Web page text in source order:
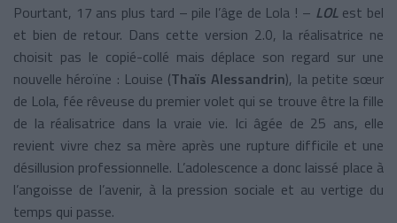
Pourtant, 17 ans plus tard – pile l’âge de Lola ! – LOL est bel
et bien de retour. Dans cette version 2.0, la réalisatrice ne
choisit pas le copié-collé mais déplace son regard sur une
nouvelle héroïne : Louise (Thaïs Alessandrin), la petite sœur
de Lola, fée rêveuse du premier volet qui se trouve être la fille
de la réalisatrice dans la vraie vie. Ici âgée de 25 ans, elle
revient vivre chez sa mère après une rupture difficile et une
désillusion professionnelle. L’adolescence a donc laissé place à
l’angoisse de l’avenir, à la pression sociale et au vertige du
temps qui passe.